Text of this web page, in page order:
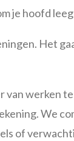
je hoofd
Het
werken
We
of